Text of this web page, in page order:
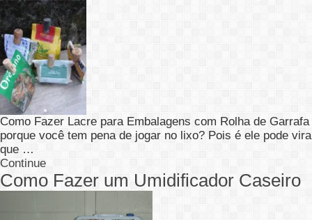
Como Fazer Lacre para Embalagens com Rolha de
porque você tem pena de jogar no lixo? Pois é ele pode
que …
Continue
Como Fazer um Umidificador Caseiro